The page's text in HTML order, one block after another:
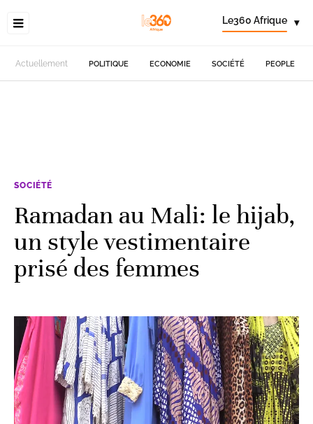
Le360 Afrique ▾
Actuellement POLITIQUE ECONOMIE SOCIÉTÉ PEOPLE
SOCIÉTÉ
Ramadan au Mali: le hijab,
un style vestimentaire
prisé des femmes